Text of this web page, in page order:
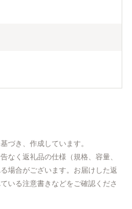
づき、作成しています。
なく返礼品の仕様（規格、容量、
場合がございます。お届けした返
いる注意書きなどをご確認くださ